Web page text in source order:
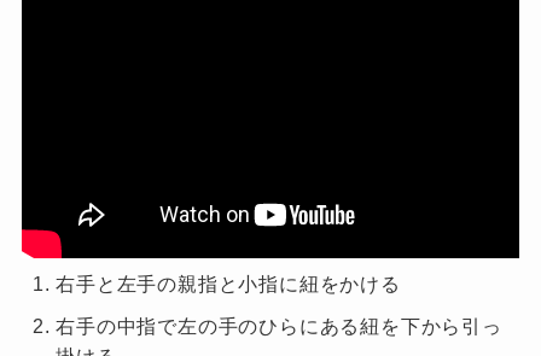
右手と左手の親指と小指に紐をかける
右手の中指で左の手のひらにある紐を下から引っ